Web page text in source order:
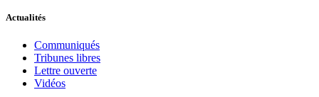
Actualités
Communiqués
Tribunes libres
Lettre ouverte
Vidéos